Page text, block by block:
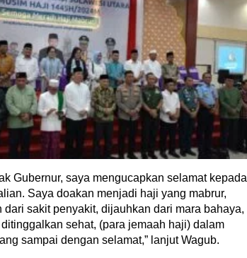
Gubernur, saya mengucapkan selamat kepada
Saya doakan menjadi haji yang mabrur,
dari sakit penyakit, dijauhkan dari mara bahaya,
sehat, (para jemaah haji) dalam
sampai dengan selamat,” lanjut Wagub.